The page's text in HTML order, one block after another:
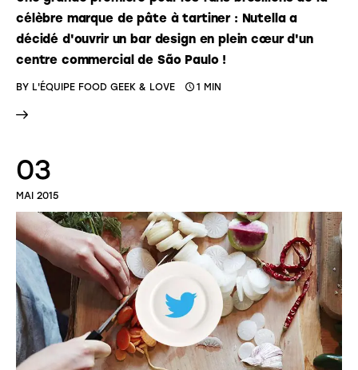
célèbre marque de pâte à tartiner : Nutella a
décidé d'ouvrir un bar design en plein cœur d'un
centre commercial de São Paulo !
BY L'ÉQUIPE FOOD GEEK & LOVE 1 MIN
03
MAI 2015